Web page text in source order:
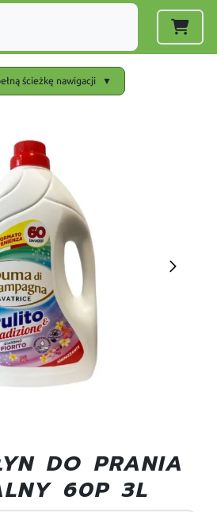
ścieżkę nawigacji ▼
DO PRANIA
60P 3L